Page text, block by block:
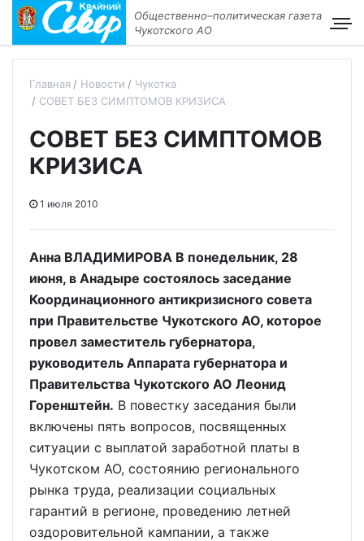
Общественно–политическая газета
Чукотского АО
Главная Новости
Чукотка
СОВЕТ БЕЗ СИМПТОМОВ КРИЗИСА
СОВЕТ БЕЗ СИМПТОМОВ
КРИЗИСА
1 июля 2010
Анна ВЛАДИМИРОВА В понедельник, 28
июня, в Анадыре состоялось заседание
Координационного антикризисного совета
при Правительстве Чукотского АО, которое
провел заместитель губернатора,
руководитель Аппарата губернатора и
Правительства Чукотского АО Леонид
Горенштейн. В повестку заседания были
включены пять вопросов, посвященных
ситуации с выплатой заработной платы в
Чукотском АО, состоянию регионального
рынка труда, реализации социальных
гарантий в регионе, проведению летней
оздоровительной кампании, а также